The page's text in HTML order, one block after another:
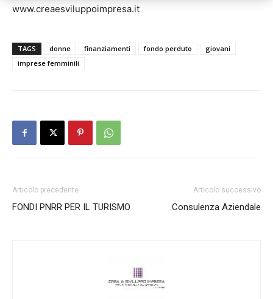
www.creaesviluppoimpresa.it
TAGS donne finanziamenti fondo perduto
giovani
imprese femminili
Articolo precedente
FONDI PNRR PER IL TURISMO
Articolo successivo
Consulenza Aziendale